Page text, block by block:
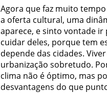
Agora quefaz muito tempo
a oferta cultural, uma
aparece, esinto vontade ir
cuidar deles, porquetem
depende das cidades. Viver
urbanização sobretudo.
clima não é óptimo, mas
desvantagens do que